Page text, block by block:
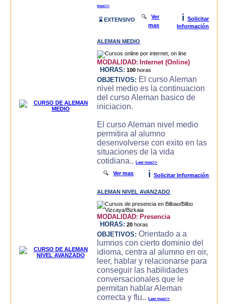
mas>>
⌛ EXTENSIVO 🔍Ver
mas
i
Solicitar
Información
ALEMAN MEDIO
MODALIDAD: Internet (Online)
HORAS: 100 horas
OBJETIVOS: El curso Aleman
nivel medio es la continuacion
del curso Aleman basico de
iniciacion.
El curso Aleman nivel medio
permitira al alumno
desenvolverse con exito en las
situaciones de la vida
cotidiana..Leer mas>>
🔍Ver mas i Solicitar Información
ALEMAN NIVEL AVANZADO
MODALIDAD: Presencia
HORAS: 20 horas
OBJETIVOS: Orientado a a
lumnos con cierto dominio del
idioma, centra al alumno en oir,
leer, hablar y relacionarse para
conseguir las habilidades
conversacionales que le
permitan hablar Aleman
correcta y flu..Leer mas>>